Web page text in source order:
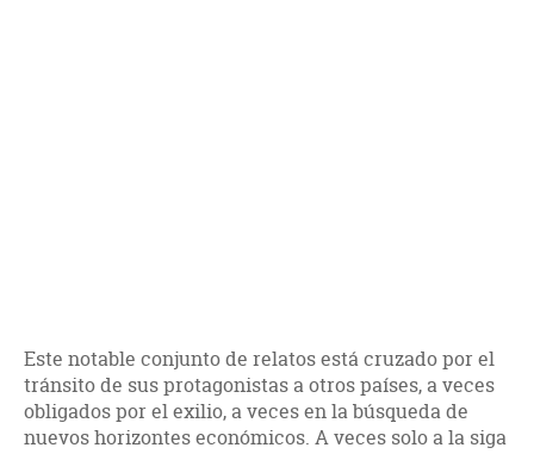
Este notable conjunto de relatos está cruzado por el
tránsito de sus protagonistas a otros países, a veces
obligados por el exilio, a veces en la búsqueda de
nuevos horizontes económicos. A veces solo a la siga